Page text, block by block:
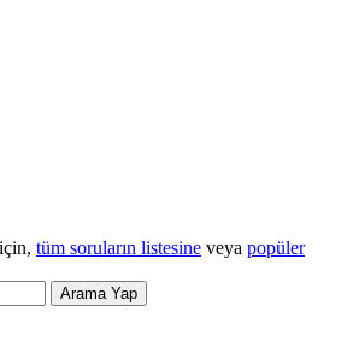
tüm soruların listesine veya popüler